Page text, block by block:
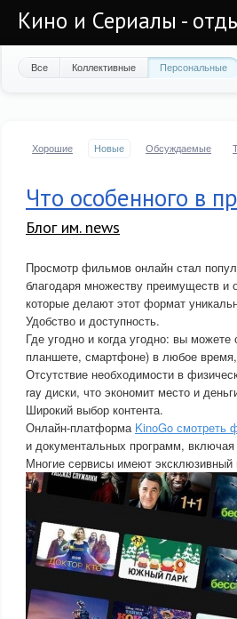
Кино и Сериалы -
Все Коллективные Персональные
Хорошие Новые Обсуждаемые
Что особенного в
Блог им. news
Просмотр фильмов онлайн стал
благодаря множеству преимуществ и
которые делают этот формат
Удобство и доступность.
Где угодно и когда угодно: вы
планшете, смартфоне) в любое
Отсутствие необходимости в
ray диски, что экономит место и
Широкий выбор контента.
Онлайн-платформа KinoGo смотреть
и документальных программ,
Многие сервисы имеют эксклюзивный